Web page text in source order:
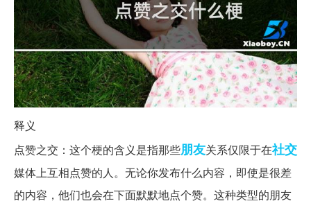
释义
点赞之交：这个梗的含义是指那些朋友关系仅限于在社交
媒体上互相点赞的人。无论你发布什么内容，即使是很差
的内容，他们也会在下面默默地点个赞。这种类型的朋友